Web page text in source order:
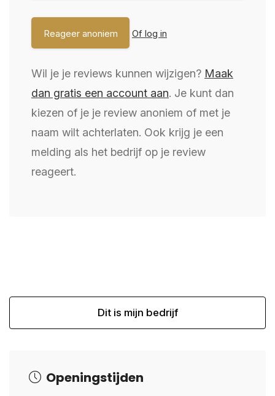
Of log in
Wil je je reviews kunnen wijzigen? Maak
dan gratis een account aan. Je kunt dan
kiezen of je je review anoniem of met je
naam wilt achterlaten. Ook krijg je een
melding als het bedrijf op je review
reageert.
Dit is mijn bedrijf
Openingstijden